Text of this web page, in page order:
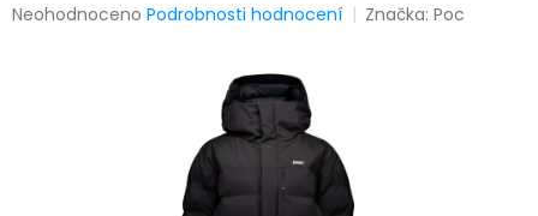
Průměrné
Neohodnoceno Podrobnosti hodnocení Značka:Poc